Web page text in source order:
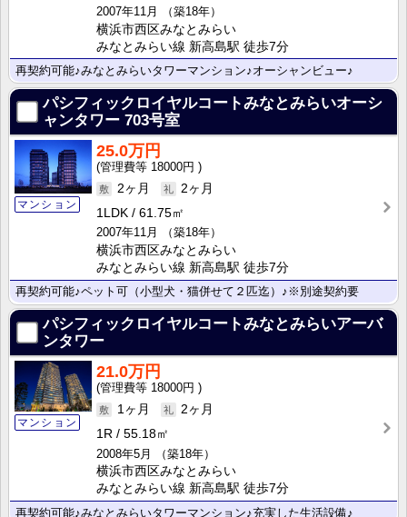
2007年11月
（築18年）
横浜市西区みなとみらい
みなとみらい線 新高島駅 徒歩7分
再契約可能♪みなとみらいタワーマンション♪オーシャンビュー♪
パシフィックロイヤルコートみなとみらいオーシ
ャンタワー 703号室
マンション
25.0万円
18000円
2ヶ月
2ヶ月
1LDK
61.75㎡
2007年11月
（築18年）
横浜市西区みなとみらい
みなとみらい線 新高島駅 徒歩7分
再契約可能♪ペット可（小型犬・猫併せて２匹迄）♪※別途契約要
パシフィックロイヤルコートみなとみらいアーバ
ンタワー
マンション
21.0万円
18000円
1ヶ月
2ヶ月
1R
55.18㎡
2008年5月
（築18年）
横浜市西区みなとみらい
みなとみらい線 新高島駅 徒歩7分
再契約可能♪みなとみらいタワーマンション♪充実した生活設備♪